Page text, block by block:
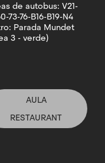
de autobus: V21-
73-76-B16-B19-N4
Parada Mundet
3 - verde)
AULA
RESTAURANT